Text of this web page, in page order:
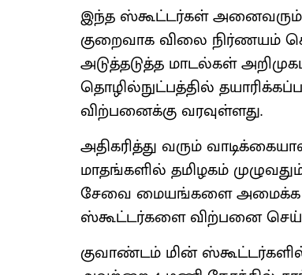
இந்த ஸ்கூட்டர்கள் அனைவரும்
குறைவாக விலை நிர்ணயம்
அடுத்தடுத்த மாடல்கள்
தொழில்நுட்பத்தில்
விற்பனைக்கு வரவுள்ளது.
அதிகரித்து வரும்
மாதங்களில் தமிழகம்
சேவை மையங்களை அமைக்க
ஸ்கூட்டர்களை விற்பனை
குவாண்டம் மின்